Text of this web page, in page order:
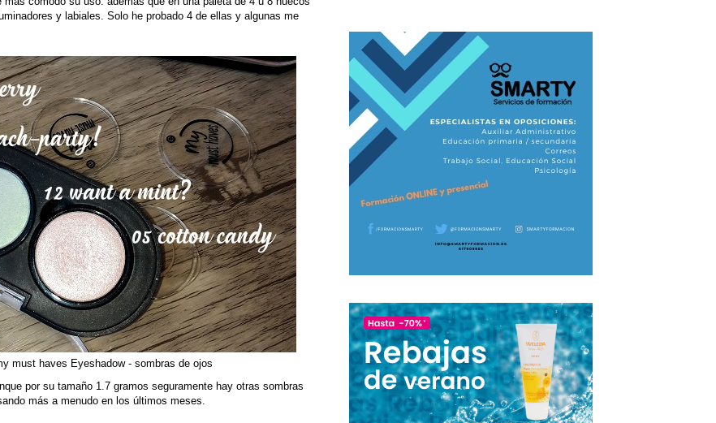
y labiales. Solo he probado 4 de ellas y algunas me
must haves Eyeshadow - sombras de ojos
por su tamaño 1.7 gramos seguramente hay otras sombras
más a menudo en los últimos meses.